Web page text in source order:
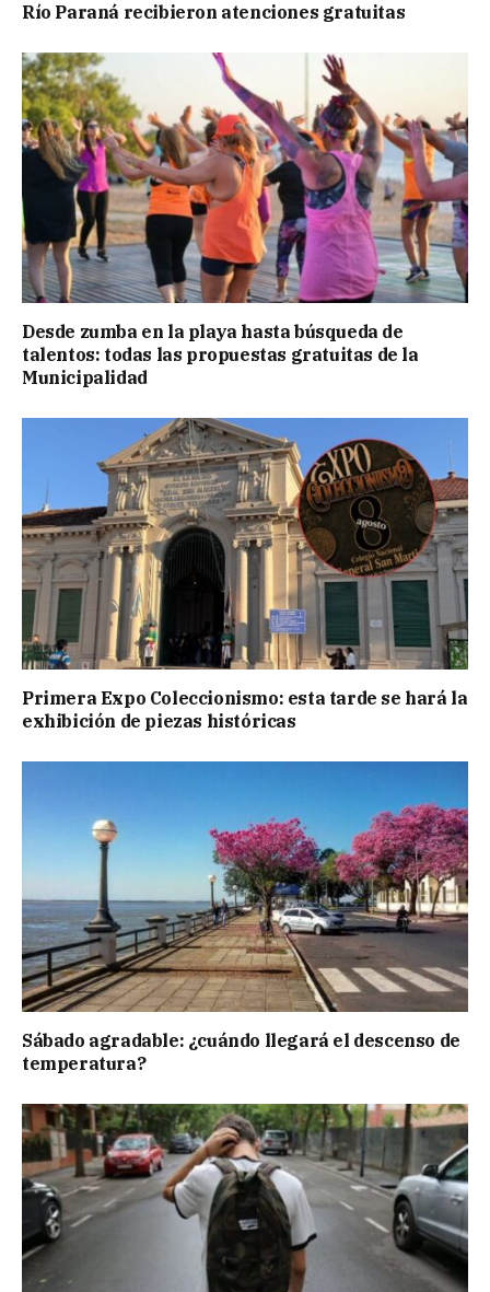
Río Paraná recibieron atenciones gratuitas
Desde zumba en la playa hasta búsqueda de
talentos: todas las propuestas gratuitas de la
Municipalidad
Primera Expo Coleccionismo: esta tarde se hará la
exhibición de piezas históricas
Sábado agradable: ¿cuándo llegará el descenso de
temperatura?